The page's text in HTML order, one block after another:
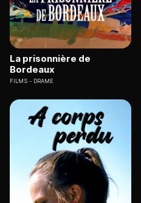
La prisonnière de
Bordeaux
FILMS DRAME